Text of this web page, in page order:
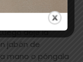
Make-up,
deje la
jabón de
mano o póngala